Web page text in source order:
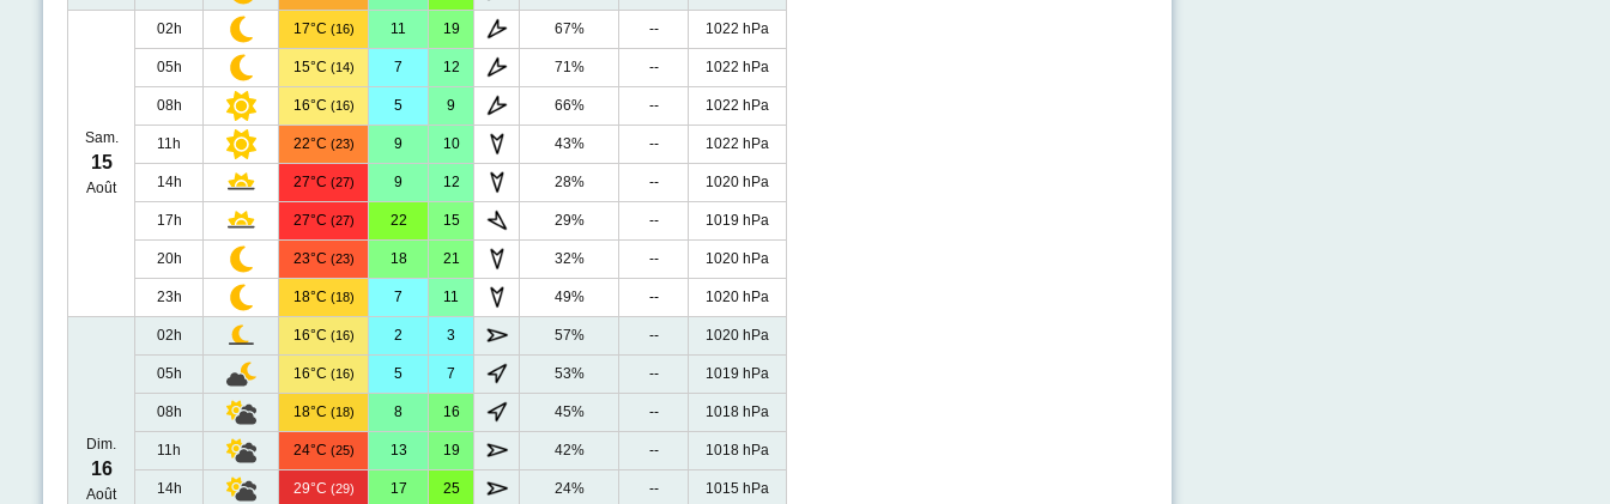
Sam.
15
Août
02h 17°C (16) 11 19 67% -- 1022 hPa
05h 15°C (14) 7 12 71% -- 1022 hPa
08h 16°C (16) 5 9 66% -- 1022 hPa
11h 22°C (23) 9 10 43% -- 1022 hPa
14h 27°C (27) 9 12 28% -- 1020 hPa
17h 27°C (27) 22 15 29% -- 1019 hPa
20h 23°C (23) 18 21 32% -- 1020 hPa
23h 18°C (18) 7 11 49% -- 1020 hPa
Dim.
16
Août
02h 16°C (16) 2 3 57% -- 1020 hPa
05h 16°C (16) 5 7 53% -- 1019 hPa
08h 18°C (18) 8 16 45% -- 1018 hPa
11h 24°C (25) 13 19 42% -- 1018 hPa
14h 29°C (29) 17 25 24% -- 1015 hPa